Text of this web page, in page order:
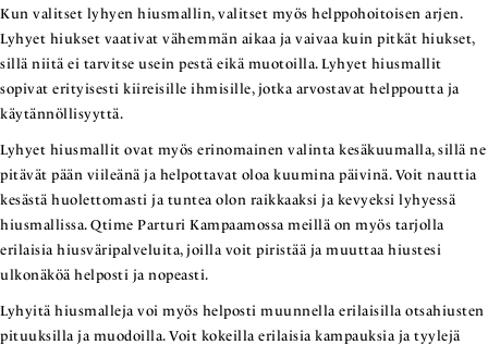
Kun valitset lyhyen hiusmallin, valitset myös helppohoitoisen arjen.
Lyhyet hiukset vaativat vähemmän aikaa ja vaivaa kuin pitkät hiukset,
sillä niitä ei tarvitse usein pestä eikä muotoilla. Lyhyet hiusmallit
sopivat erityisesti kiireisille ihmisille, jotka arvostavat helppoutta ja
käytännöllisyyttä.
Lyhyet hiusmallit ovat myös erinomainen valinta kesäkuumalla, sillä ne
pitävät pään viileänä ja helpottavat oloa kuumina päivinä. Voit nauttia
kesästä huolettomasti ja tuntea olon raikkaaksi ja kevyeksi lyhyessä
hiusmallissa. Qtime Parturi Kampaamossa meillä on myös tarjolla
erilaisia hiusväripalveluita, joilla voit piristää ja muuttaa hiustesi
ulkonäköä helposti ja nopeasti.
Lyhyitä hiusmalleja voi myös helposti muunnella erilaisilla otsahiusten
pituuksilla ja muodoilla. Voit kokeilla erilaisia kampauksia ja tyylejä